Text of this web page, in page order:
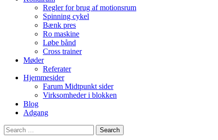
Regler for brug af motionsrum
Spinning cykel
Bænk pres
Ro maskine
Løbe bånd
Cross trainer
Møder
Referater
Hjemmesider
Farum Midtpunkt sider
Virksomheder i blokken
Blog
Adgang
Search
for: